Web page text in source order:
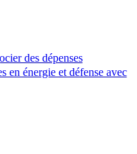
des dépenses
en énergie et défense avec